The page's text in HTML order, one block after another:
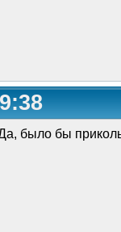
было бы